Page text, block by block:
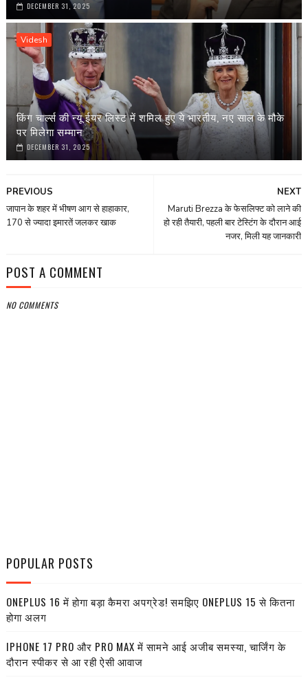
DECEMBER 31, 2025
Videsh
किंग चार्ल्स की न्यू ईयर लिस्ट में शमिल हुए ये भारतीय, नए साल के मौके
पर मिलेगा सम्मान
DECEMBER 31, 2025
NEXT
Maruti Brezza के फेसलिफ्ट को लाने की
हो रही तैयारी, पहली बार टेस्‍टिंग के दौरान आई
नजर, मिली यह जानकारी
PREVIOUS
जापान के शहर में भीषण आग से हाहाकार,
170 से ज्यादा इमारतें जलकर खाक
POST A COMMENT
NO COMMENTS
POPULAR POSTS
ONEPLUS 16 में होगा बड़ा कैमरा अपग्रेड! समझिए ONEPLUS 15 से कितना
होगा अलग
IPHONE 17 PRO और PRO MAX में सामने आई अजीब समस्या, चार्जिंग के
दौरान स्पीकर से आ रही ऐसी आवाज